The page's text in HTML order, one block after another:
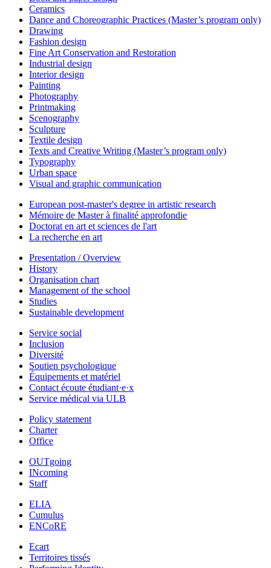
Ceramics
Dance and Choreographic Practices (Master’s program only)
Drawing
Fashion design
Fine Art Conservation and Restoration
Industrial design
Interior design
Painting
Photography
Printmaking
Scenography
Sculpture
Textile design
Texts and Creative Writing (Master’s program only)
Typography
Urban space
Visual and graphic communication
European post-master's degree in artistic research
Mémoire de Master à finalité approfondie
Doctorat en art et sciences de l'art
La recherche en art
Presentation / Overview
History
Organisation chart
Management of the school
Studies
Sustainable development
Service social
Inclusion
Diversité
Soutien psychologique
Équipements et matériel
Contact écoute étudiant·e·x
Service médical via ULB
Policy statement
Charter
Office
OUTgoing
INcoming
Staff
ELIA
Cumulus
ENCoRE
Ecart
Territoires tissés